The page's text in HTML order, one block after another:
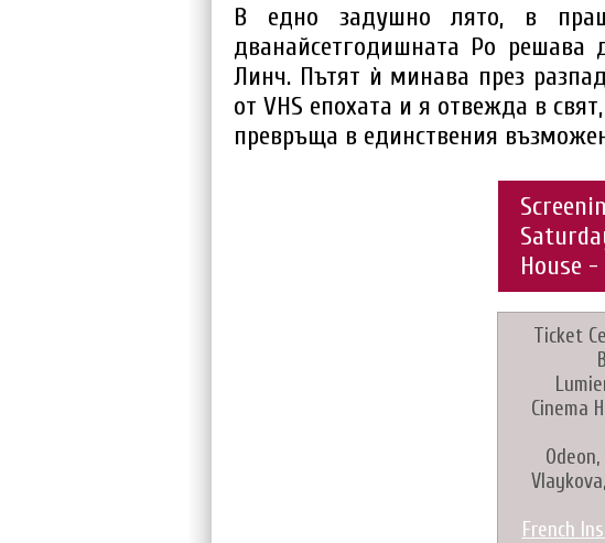
В едно задушно лято, в
дванайсетгодишната Ро решава
Линч. Пътят ѝ минава през
от VHS епохата и я отвежда в
превръща в единствения
House -
Ticket
Cinema
French